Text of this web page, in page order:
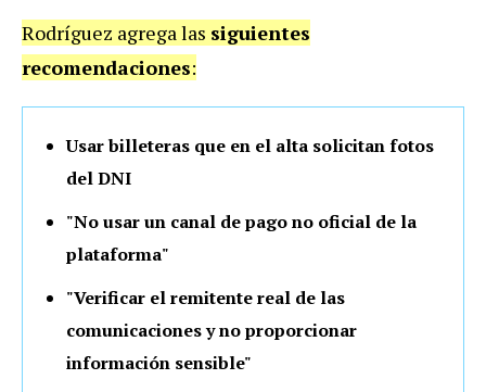
Rodríguez agrega las siguientes
recomendaciones:
Usar billeteras que en el alta solicitan fotos
del DNI
"No usar un canal de pago no oficial de la
plataforma"
"Verificar el remitente real de las
comunicaciones y no proporcionar
información sensible"